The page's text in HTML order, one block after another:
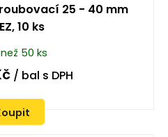
25 - 40 mm
10 ks
50 ks
/ bal s DPH